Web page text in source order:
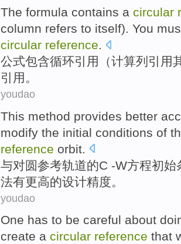
The formula contains a circular
column refers to itself). You
circular reference.
公式包含循环引用 （计算列 引用
引用。
youdao
This method provides better
modify the initial conditions of
reference orbit
与对圆参考轨道的C -W方程初始
法有更高的设计精度 。
youdao
One has to be careful about
create a circular reference that